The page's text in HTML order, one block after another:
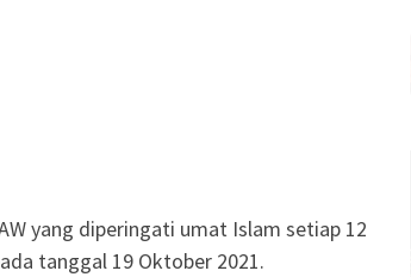
yang diperingati umat Islam setiap 12
tanggal 19 Oktober 2021.